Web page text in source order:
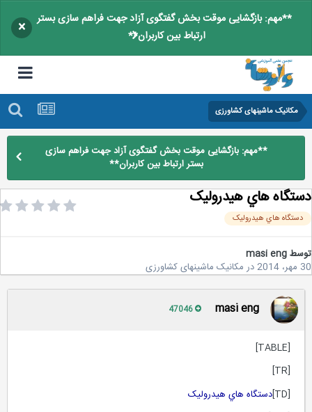
**مهم: بازگشایی موقت بخش گفتگوی آزاد جهت فراهم سازی بستر
ارتباط بین کاربران**
×
مکانیک ماشینهای کشاورزی
**مهم: بازگشایی موقت بخش گفتگوی آزاد جهت فراهم سازی
بستر ارتباط بین کاربران**
هاي هيدروليک
هاي هيدروليک
masi eng
درمکانیک ماشینهای کشاورزی
masi eng
دستگاه هاي هيدروليک